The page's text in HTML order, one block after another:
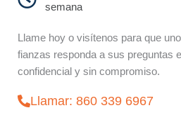
semana
Llame hoy o visítenos para que
fianzas responda a sus preguntas
confidencial y sin compromiso.
Llamar: 860 339 6967